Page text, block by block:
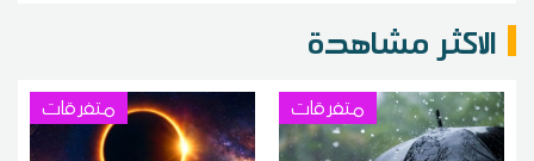
الاكثر مشاهدة
متفرقات متفرقات